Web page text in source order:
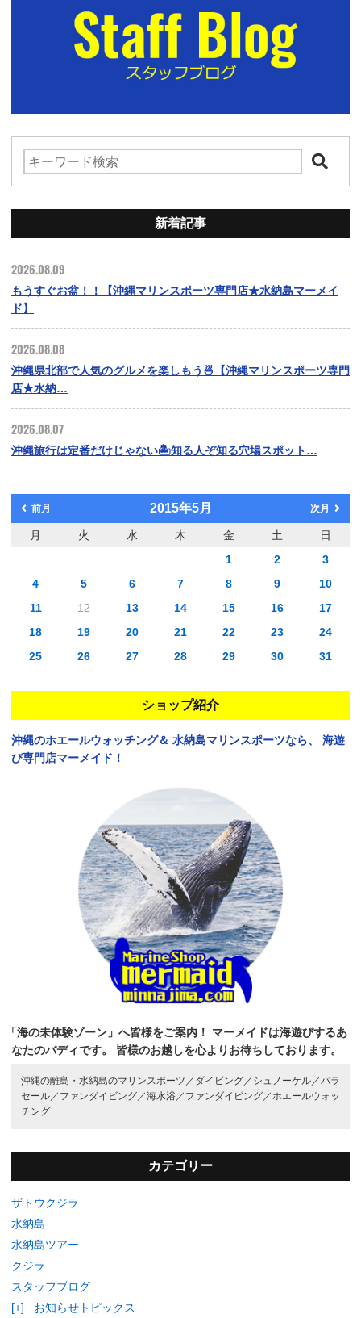
新着記事
2026.08.09
もうすぐお盆！！【沖縄マリンスポーツ専門店★水納島マーメイ
ド】
2026.08.08
沖縄県北部で人気のグルメを楽しもう🍜【沖縄マリンスポーツ専門
店★水納…
2026.08.07
沖縄旅行は定番だけじゃない🏝️知る人ぞ知る穴場スポット…
前月 2015年5月 次月
月 火 水 木 金 土
日
1
2
3
4
5 6 7 8 9
10
11
12 13 14 15 16
17
18
19 20 21 22 23
24
25
26 27 28 29 30 31
ショップ紹介
沖縄のホエールウォッチング＆ 水納島マリンスポーツなら、
海遊
び専門店マーメイド！
「海の未体験ゾーン」へ皆様をご案内！
マーメイドは海遊びするあ
なたのバディです。
皆様のお越しを心よりお待ちしております。
沖縄の離島・水納島のマリンスポーツ／ ダイビング／ シュノーケル／パラ
セール／ ファンダイビング／海水浴／ ファンダイビング／ホエールウォッ
チング
カテゴリー
ザトウクジラ
水納島
水納島ツアー
クジラ
スタッフブログ
[+]
お知らせトピックス